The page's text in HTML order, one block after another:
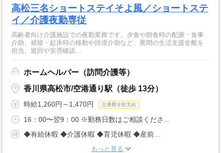
高松三名ショートステイそよ風／ショートステ
イ／介護夜勤専従
高齢者向け介護施設での夜勤業務です。夕食や朝食時の配膳・食事
介助、就寝・起床時の移動や排泄介助など、夜間の生活支援全般を
担当。巡回や安否確認...
ホームヘルパー（訪問介護等）
香川県高松市/空港通り駅（徒歩 13分）
時給1,260円～1,470円 交通費全額支給
16：00〜翌9：00 ※勤務日数はご相談くださ...
◆有給休暇 ◆介護休暇 ◆育児休暇 ◆産前...
もっと見る